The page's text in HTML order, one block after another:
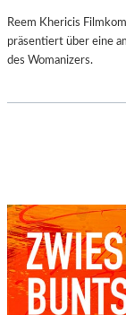
Reem Khericis
präsentiert über eine
des Womanizers.